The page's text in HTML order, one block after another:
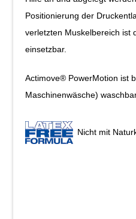
Positionierung der
verletzten Muskelbereich ist
einsetzbar.
Actimove® PowerMotion ist
Maschinenwäsche)
Nicht mit